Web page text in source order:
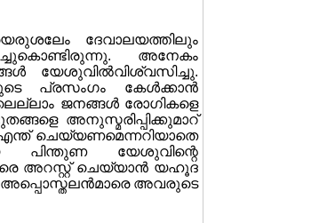
ദേവാലയത്തിലും
അനേകം
യേശുവില്‍വിശ്വസിച്ചു.
പ്രസംഗം കേള്‍ക്കാന്‍
ജനങ്ങള്‍ രോഗികളെ
അനുസ്മരിപ്പിക്കുമാറ്
ചെയ്യണമെന്നറിയാതെ
പിന്തുണ യേശുവിന്റെ
അറസ്റ്റ് ചെയ്യാന്‍ യഹൂദ
അപ്പൊസ്തലന്‍മാരെ അവരുടെ